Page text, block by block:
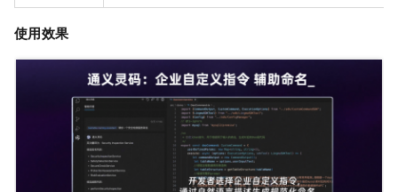
使用效果